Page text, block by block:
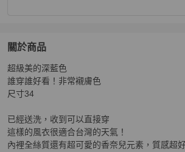
關於商品
關於CHANEL香奈兒深藍色絲質內裡七
超級美的深藍色
誰穿誰好看！非常襯膚色
尺寸34
已經送洗，收到可以直接穿
這樣的風衣很適合台灣的天氣！
內裡全絲質還有超可愛的香奈兒元素，質感超